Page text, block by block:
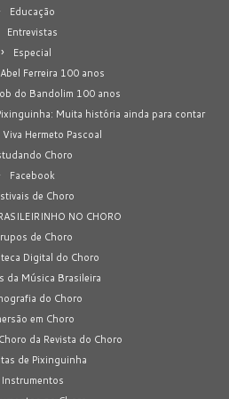
Educação
Entrevistas
Especial
Ferreira 100 anos
do Bandolim 100 anos
Muita história ainda para contar
Viva Hermeto Pascoal
Choro
Facebook
de Choro
NO CHORO
de Choro
Digital do Choro
da Música Brasileira
do Choro
em Choro
da Revista do Choro
de Pixinguinha
Instrumentos